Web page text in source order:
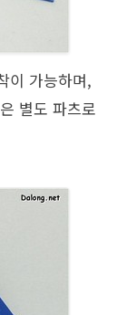
이 가능하며,
별도 파츠로